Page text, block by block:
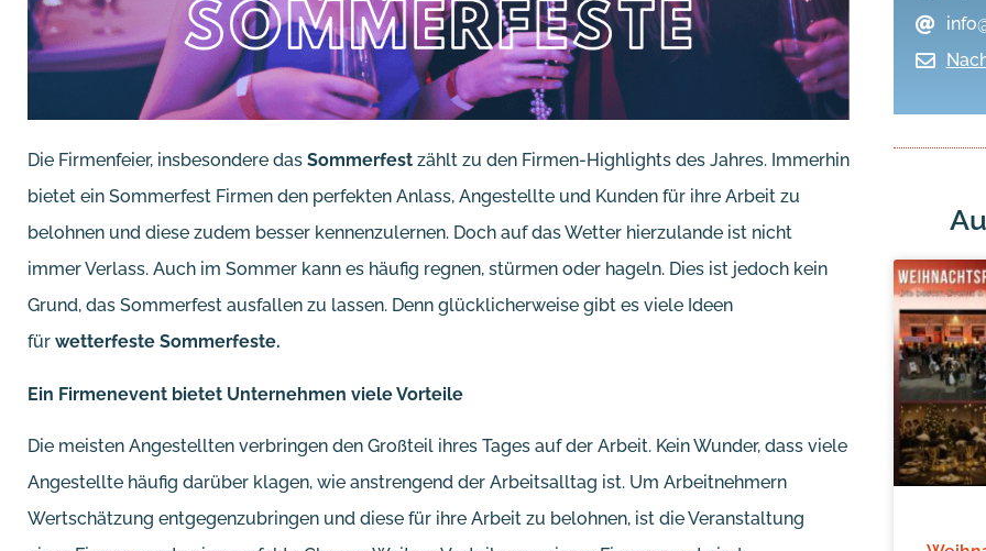
Die Firmenfeier, insbesondere das Sommerfest zählt zu den Firmen-Highlights des Jahres. Immerhin
bietet ein Sommerfest Firmen den perfekten Anlass, Angestellte und Kunden für ihre Arbeit zu
belohnen und diese zudem besser kennenzulernen. Doch auf das Wetter hierzulande ist nicht
immer Verlass. Auch im Sommer kann es häufig regnen, stürmen oder hageln. Dies ist jedoch kein
Grund, das Sommerfest ausfallen zu lassen. Denn glücklicherweise gibt es viele Ideen
für wetterfeste Sommerfeste.
Ein Firmenevent bietet Unternehmen viele Vorteile
Die meisten Angestellten verbringen den Großteil ihres Tages auf der Arbeit. Kein Wunder, dass viele
Angestellte häufig darüber klagen, wie anstrengend der Arbeitsalltag ist. Um Arbeitnehmern
Wertschätzung entgegenzubringen und diese für ihre Arbeit zu belohnen, ist die Veranstaltung